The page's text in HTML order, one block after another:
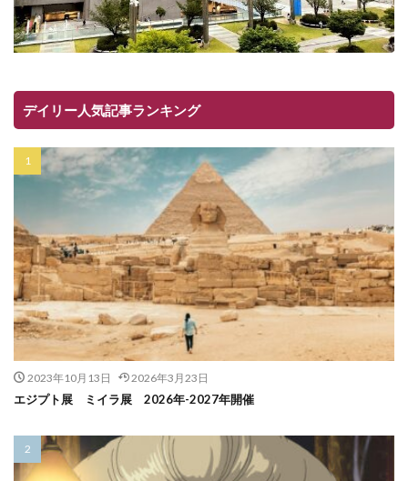
デイリー人気記事ランキング
2023年10月13日 2026年3月23日
エジプト展 ミイラ展 2026年-2027年開催